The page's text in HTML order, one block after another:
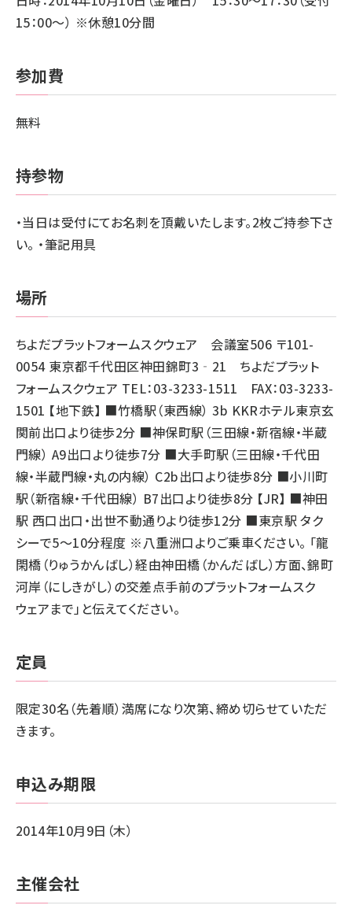
15：00～） ※休憩10分間
参加費
無料
持参物
・当日は受付にてお名刺を頂戴いたします。2枚ご持参下さ
い。 ・筆記用具
場所
ちよだプラットフォームスクウェア 会議室506 〒101-
0054 東京都千代田区神田錦町3‐21 ちよだプラット
フォームスクウェア TEL：03-3233-1511 FAX：03-3233-
1501 【地下鉄】 ■竹橋駅（東西線） 3b KKRホテル東京玄
関前出口より徒歩2分 ■神保町駅（三田線・新宿線・半蔵
門線） A9出口より徒歩7分 ■大手町駅（三田線・千代田
線・半蔵門線・丸の内線） C2b出口より徒歩8分 ■小川町
駅（新宿線・千代田線） B7出口より徒歩8分 【JR】 ■神田
駅 西口出口・出世不動通りより徒歩12分 ■東京駅 タク
シーで5～10分程度 ※八重洲口よりご乗車ください。 「龍
閑橋（りゅうかんばし）経由神田橋（かんだばし）方面、錦町
河岸（にしきがし）の交差点手前のプラットフォームスク
ウェアまで」と伝えてください。
定員
限定30名（先着順）満席になり次第、締め切らせていただ
きます。
申込み期限
2014年10月9日（木）
主催会社